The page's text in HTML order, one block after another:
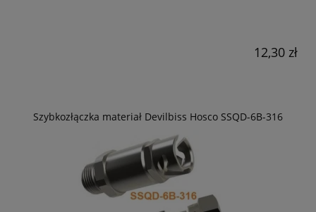
12,30 zł
Szybkozłączka materiał Devilbiss Hosco SSQD-6B-316